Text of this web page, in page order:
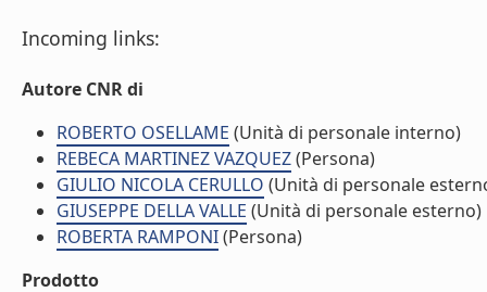
Incoming links:
Autore CNR di
ROBERTO OSELLAME (Unità di personale interno)
REBECA MARTINEZ VAZQUEZ(Persona)
GIULIO NICOLA CERULLO (Unità di personale
GIUSEPPE DELLA VALLE (Unità di personale esterno)
ROBERTA RAMPONI(Persona)
Prodotto